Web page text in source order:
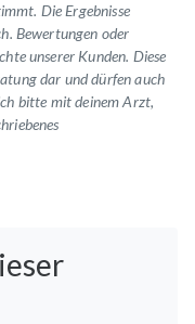
Die Ergebnisse
Bewertungen oder
unserer Kunden. Diese
dar und dürfen auch
bitte mit deinem Arzt,